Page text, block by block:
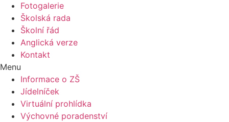
Fotogalerie
Školská rada
Školní řád
Anglická verze
Kontakt
Menu
Informace o ZŠ
Jídelníček
Virtuální prohlídka
Výchovné poradenství